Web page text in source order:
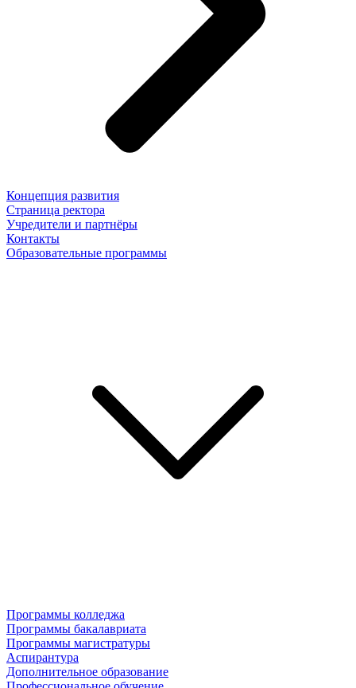
Концепция развития
Страница ректора
Учредители и партнёры
Контакты
Образовательные программы
Программы колледжа
Программы бакалавриата
Программы магистратуры
Аспирантура
Дополнительное образование